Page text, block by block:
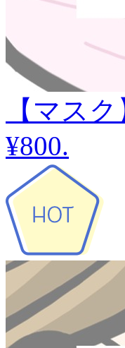
【マス
¥800.